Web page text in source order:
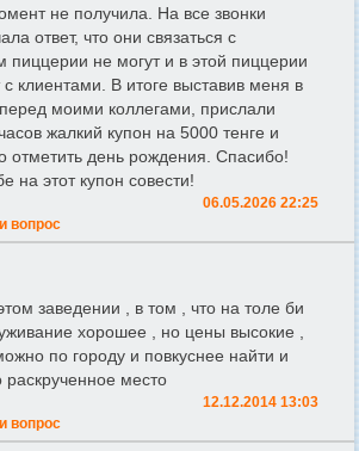
не получила. На все звонки
ответ, что они связаться с
пиццерии не могут и в этой пиццерии
с клиентами. В итоге выставив меня в
моими коллегами, прислали
жалкий купон на 5000 тенге и
отметить день рождения. Спасибо!
на этот купон совести!
06.05.2026 22:25
вопрос
заведении , в том , что на толе би
хорошее , но цены высокие ,
по городу и повкуснее найти и
место
12.12.2014 13:03
вопрос